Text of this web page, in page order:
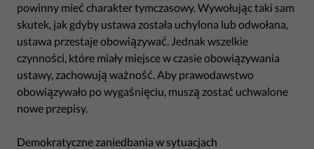
powinny mieć charakter tymczasowy. Wywołując taki sam
skutek, jak gdyby ustawa została uchylona lub odwołana,
ustawa przestaje obowiązywać. Jednak wszelkie
czynności, które miały miejsce w czasie obowiązywania
ustawy, zachowują ważność. Aby prawodawstwo
obowiązywało po wygaśnięciu, muszą zostać uchwalone
nowe przepisy.
Demokratyczne zaniedbania w sytuacjach